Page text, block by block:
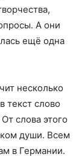
А они
ещё одна
несколько
текст слово
слова этого
души. Всем
в Германии.